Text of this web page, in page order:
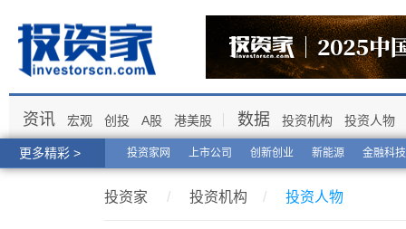
更多精彩 > 投资家网 上市公司 创新创业 新能源 金融科技
资讯 宏观 创投 A股 港美股 数据 投资机构 投资人物
投资家 / 投资机构 / 投资人物